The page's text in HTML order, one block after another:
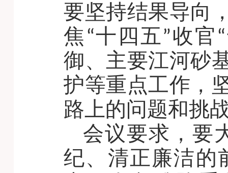
要坚持结果导向
焦“十四五”收官
御、主要江河砂
护等重点工作，
路上的问题和挑
会议要求，要
纪、清正廉洁的